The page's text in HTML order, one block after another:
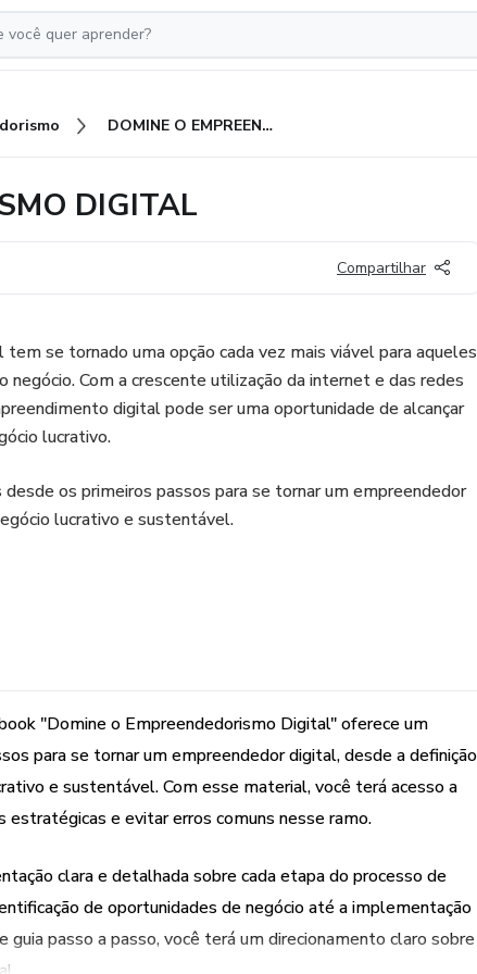
DOMINE O EMPREENDEDORISMO DIGITAL
DIGITAL
Compartilhar
se tornado uma opção cada vez mais viável para aqueles
negócio. Com a crescente utilização da internet e das redes
digital pode ser uma oportunidade de alcançar
lucrativo.
os primeiros passos para se tornar um empreendedor
lucrativo e sustentável.
"Domine o Empreendedorismo Digital" oferece um
para se tornar um empreendedor digital, desde a definição
e sustentável. Com esse material, você terá acesso a
e evitar erros comuns nesse ramo.
clara e detalhada sobre cada etapa do processo de
de oportunidades de negócio até a implementação
passo a passo, você terá um direcionamento claro sobre